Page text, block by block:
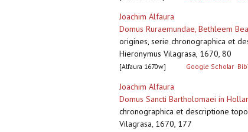
Joachim Alfaura
Domus Ruraemundae, Bethleem
origines, serie chronographica et
Hieronymus Vilagrasa, 1670, 80
[Alfaura 1670w] Google Scholar
Joachim Alfaura
Domus Sancti Bartholomaei in
chronographica et descriptione
Vilagrasa, 1670, 177